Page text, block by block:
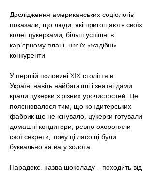
Дослідження американських соціологів
показали, що люди, які пригощають своїх
колег цукерками, більш успішні в
кар’єрному плані, ніж їх «жадібні»
конкуренти.
У першій половині XIX століття в
Україні навіть найбагатші і знатні дами
крали цукерки з різних урочистостей. Це
пояснювалося тим, що кондитерських
фабрик ще не існувало, цукерки готували
домашні кондитери, ревно охороняли
свої секрети, тому ці ласощі були
буквально на вагу золота.
Парадокс: назва шоколаду – походить від